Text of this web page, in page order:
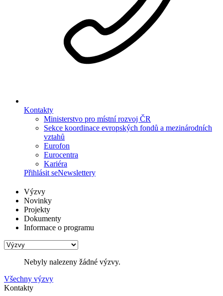
Kontakty
Ministerstvo pro místní rozvoj ČR
Sekce koordinace evropských fondů a mezinárodních
vztahů
Eurofon
Eurocentra
Kariéra
Přihlásit seNewslettery
Výzvy
Novinky
Projekty
Dokumenty
Informace o programu
Nebyly nalezeny žádné výzvy.
Všechny výzvy
Kontakty